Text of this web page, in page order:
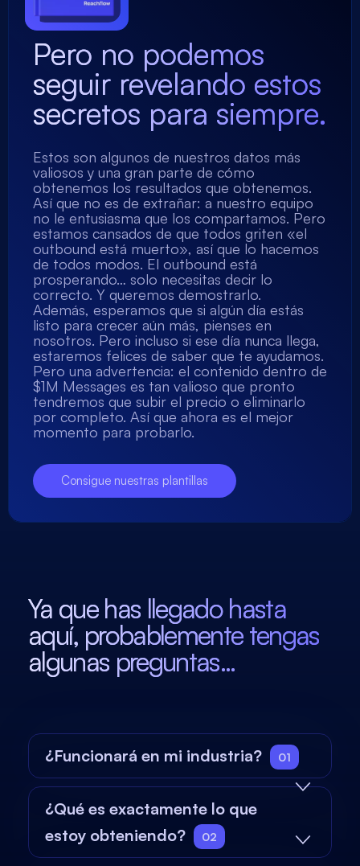
Pero no podemos
seguir revelando estos
secretos para siempre.
Estos son algunos de nuestros datos más
valiosos y una gran parte de cómo
obtenemos los resultados que obtenemos.
Así que no es de extrañar: a nuestro equipo
no le entusiasma que los compartamos. Pero
estamos cansados ​​de que todos griten «el
outbound está muerto», así que lo hacemos
de todos modos. El outbound está
prosperando… solo necesitas decir lo
correcto. Y queremos demostrarlo.
Además, esperamos que si algún día estás
listo para crecer aún más, pienses en
nosotros. Pero incluso si ese día nunca llega,
estaremos felices de saber que te ayudamos.
Pero una advertencia: el contenido dentro de
$1M Messages es tan valioso que pronto
tendremos que subir el precio o eliminarlo
por completo. Así que ahora es el mejor
momento para probarlo.
Consigue nuestras plantillas
Ya que has llegado hasta
aquí, probablemente tengas
algunas preguntas...
¿Funcionará en mi industria? 01
¿Qué es exactamente lo que
estoy obteniendo?
02